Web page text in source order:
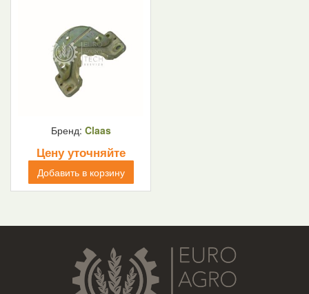
Бренд: Claas
Цену уточняйте
Добавить в корзину